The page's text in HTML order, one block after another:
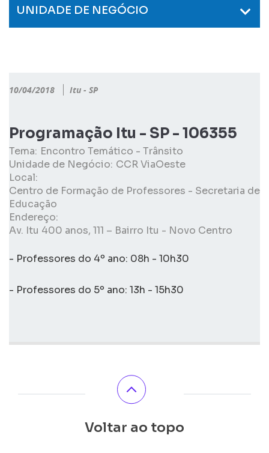
UNIDADE DE NEGÓCIO
10/04/2018 Itu - SP
Programação Itu - SP - 106355
Tema: Encontro Temático - Trânsito
Unidade de Negócio: CCR ViaOeste
Local:
Centro de Formação de Professores - Secretaria de
Educação
Endereço:
Av. Itu 400 anos, 111 – Bairro Itu - Novo Centro
- Professores do 4º ano: 08h - 10h30
- Professores do 5º ano: 13h - 15h30
Voltar ao topo